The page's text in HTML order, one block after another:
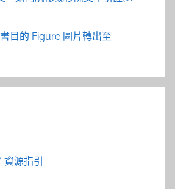
目的 Figure 圖片轉出至
源指引